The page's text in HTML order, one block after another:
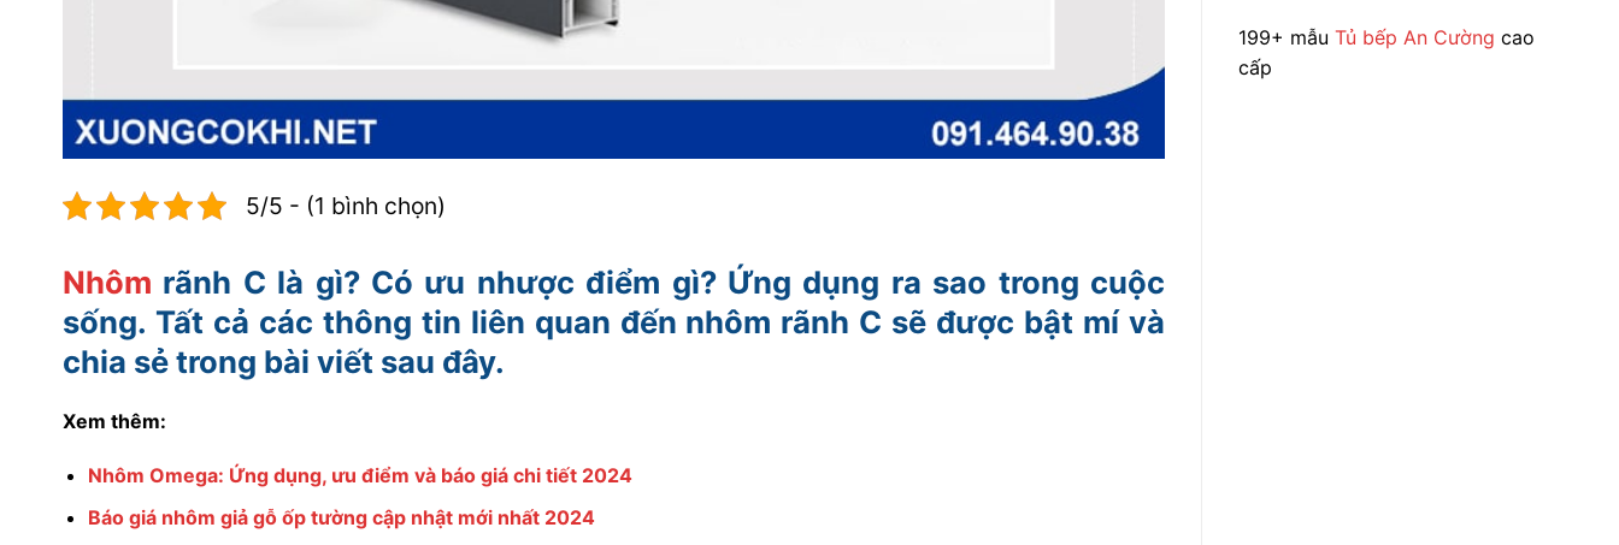
5/5 - (1 bình chọn)
Nhôm rãnh C là gì? Có ưu nhược điểm gì? Ứng dụng ra sao trong cuộc
sống. Tất cả các thông tin liên quan đến nhôm rãnh C sẽ được bật mí và
chia sẻ trong bài viết sau đây.
Xem thêm:
Nhôm Omega: Ứng dụng, ưu điểm và báo giá chi tiết 2024
Báo giá nhôm giả gỗ ốp tường cập nhật mới nhất 2024
199+ mẫu Tủ bếp An Cường cao
cấp